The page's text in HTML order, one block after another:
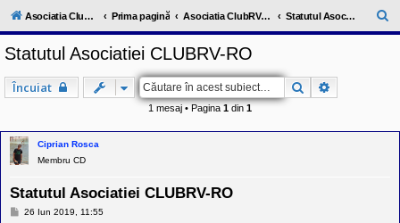
l
u
V
c
o
i
a
e
p
Asociatia ClubRV-RO Prima pagină Asociatia ClubRV-RO Statutul Asociatiei "CLUBRV-RO"
ă
Statutul Asociatiei CLUBRV-RO
Încuiat Căutare
1 mesaj • Pagina 1 din 1
Ciprian Rosca
Membru CD
Statutul Asociatiei CLUBRV-RO
M26 Iun 2019, 11:55